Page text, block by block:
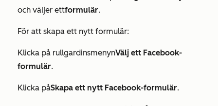
och väljer ettformulär.
För att skapa ett nytt formulär:
Klicka på rullgardinsmenynVälj ett Facebook-
formulär.
Klicka påSkapa ett nytt Facebook-formulär.